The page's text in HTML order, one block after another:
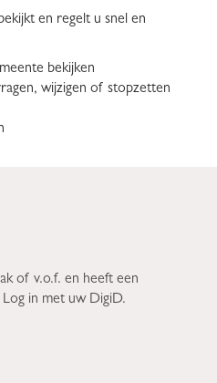
en regelt u snel en
bekijken
wijzigen of stopzetten
of v.o.f. en heeft een
in met uw DigiD.